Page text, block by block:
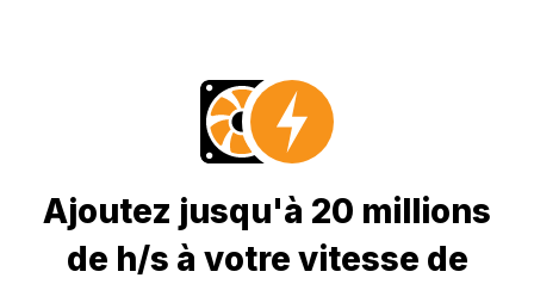
Ajoutez jusqu'à 20 millions
de h/s à votre vitesse de